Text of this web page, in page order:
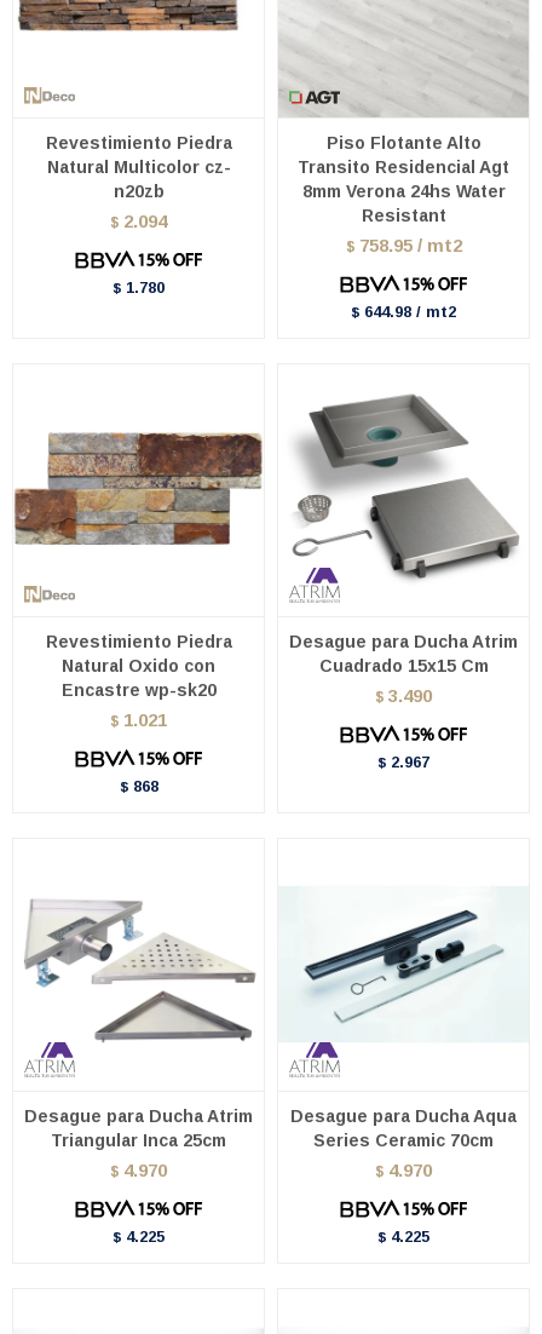
Revestimiento Piedra
Natural Multicolor cz-
n20zb
$ 2.094
$ 1.780
Piso Flotante Alto
Transito Residencial Agt
8mm Verona 24hs Water
Resistant
$ 758.95 / mt2
$ 644.98 / mt2
Revestimiento Piedra
Natural Oxido con
Encastre wp-sk20
$ 1.021
$ 868
Desague para Ducha Atrim
Cuadrado 15x15 Cm
$ 3.490
$ 2.967
Desague para Ducha Atrim
Triangular Inca 25cm
$ 4.970
$ 4.225
Desague para Ducha Aqua
Series Ceramic 70cm
$ 4.970
$ 4.225